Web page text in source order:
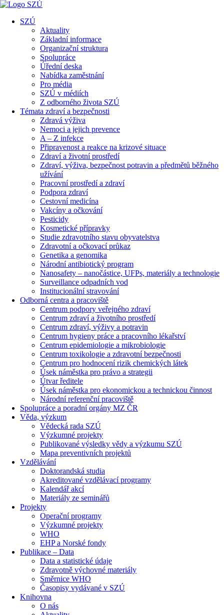
SZÚ
Aktuality
Základní informace
Organizační struktura
Spolupráce
Úřední deska
Nabídka zaměstnání
Pro média
SZÚ v médiích
Z odborného života SZÚ
Témata zdraví a bezpečnosti
Zdravá výživa
Nemoci a jejich prevence
A – Z infekce
Připravenost a reakce na krizové situace
Zdraví a životní prostředí
Zdraví, výživa, bezpečnost potravin a předmětů běžného
užívání
Pracovní prostředí a zdraví
Podpora zdraví
Cestovní medicína
Vakcíny a očkování
Pesticidy
Kosmetické přípravky
Studie zdravotního stavu obyvatelstva
Zdravotní a očkovací průkaz
Genetika a genomika
Národní antibiotický program
Nanosafety – nanočástice, UFPs, materiály a technologie
Surveillance odpadních vod
Institucionální stravování
Odborná centra a pracoviště
Centrum podpory veřejného zdraví
Centrum zdraví a životního prostředí
Centrum zdraví, výživy a potravin
Centrum hygieny práce a pracovního lékařství
Centrum epidemiologie a mikrobiologie
Centrum toxikologie a zdravotní bezpečnosti
Centrum pro hodnocení rizik chemických látek
Úsek náměstka pro právo a strategii
Útvar ředitele
Úsek náměstka pro ekonomickou a technickou činnost
Národní referenční pracoviště
Spolupráce a poradní orgány MZ ČR
Věda, výzkum
Vědecká rada SZÚ
Výzkumné projekty
Publikované výsledky vědy a výzkumu SZÚ
Mapa preventivních projektů
Vzdělávání
Doktorandská studia
Akreditované vzdělávací programy
Kalendář akcí
Materiály ze seminářů
Projekty
Operační programy
Výzkumné projekty
WHO
EHP a Norské fondy
Publikace – Data
Data a statistické údaje
Zdravotně výchovné materiály
Směrnice WHO
Časopisy vydávané v SZÚ
Knihovna
O nás